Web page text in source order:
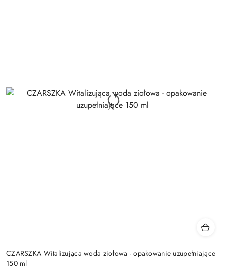
CZARSZKA Witalizująca woda ziołowa - opakowanie uzupełniające
150 ml